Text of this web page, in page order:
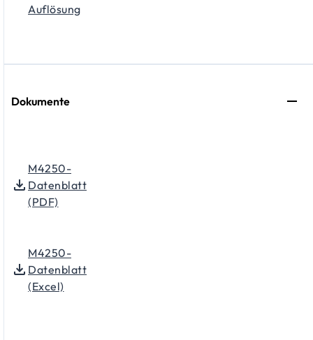
Auflösung
Dokumente
M4250-
Datenblatt
(PDF)
M4250-
Datenblatt
(Excel)